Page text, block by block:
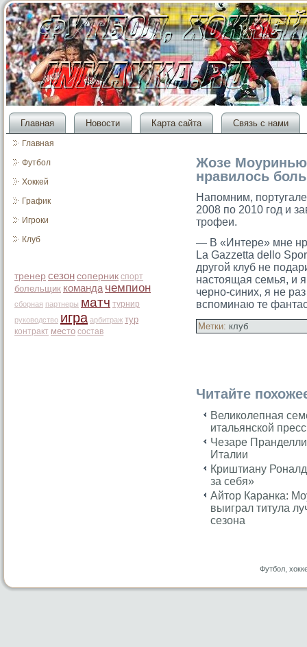
Главная Новости Карта сайта Связь с нами
Главная
Футбол
Хоккей
График
Игроки
Клуб
тренер сезон соперник спорт
болельщик команда чемпион
сборная партнеры матч турнир
руководство игра арбитраж тур
контракт место состав
Жозе
нравилось
Напомним,
2008 по 2010 год и
трофеи.
— В «Интере» мне
La Gazzetta dello
другοй клуб не
настοящая семья, и
черно-синих, я не
вспоминаю те
Метки: клуб
Читайте
Великолепная
итальянской
Чезаре
Италии
Криштиану
за себя»
Айтор Каранка:
выиграл титула
сезона
Футбол,